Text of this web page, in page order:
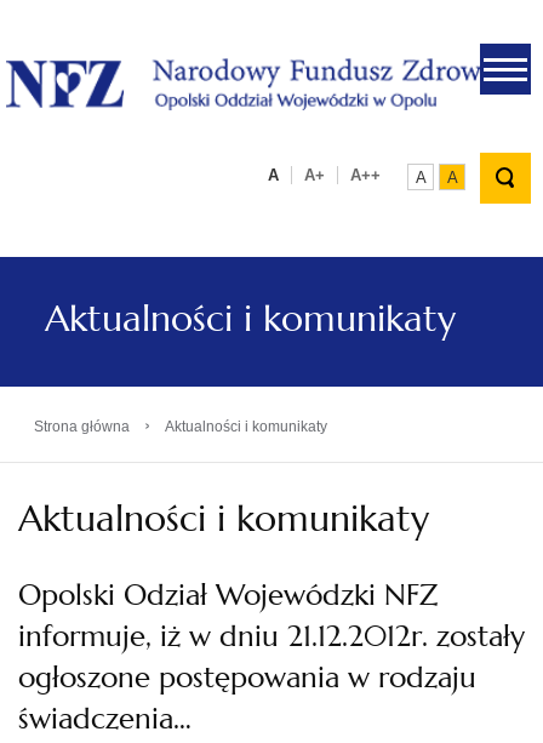
.
A A+ A++ A A
Aktualności i komunikaty
Strona główna › Aktualności i komunikaty
Aktualności i komunikaty
Opolski Odział Wojewódzki NFZ
informuje, iż w dniu 21.12.2012r. zostały
ogłoszone postępowania w rodzaju
świadczenia…